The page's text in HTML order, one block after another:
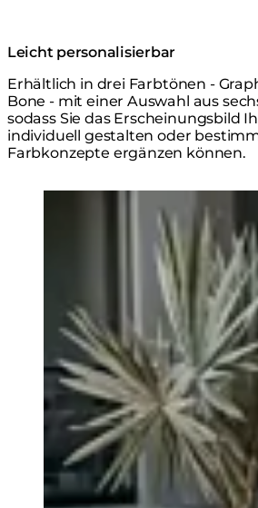
Leicht personalisierbar
Erhältlich in drei Farbtönen -
Bone - mit einer Auswahl aus
sodass Sie das Erscheinungsbild
individuell gestalten oder
Farbkonzepte ergänzen können.